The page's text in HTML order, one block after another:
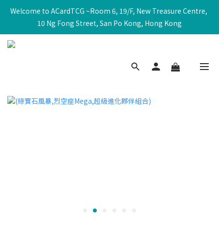
Welcome to ACardTCG ~Room 6, 19/F, New Treasure Centre,
10 Ng Fong Street, San Po Kong, Hong Kong